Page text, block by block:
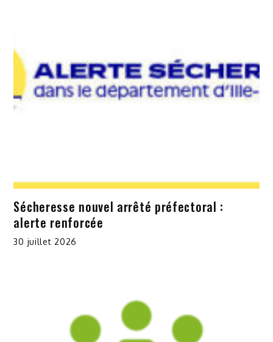
Sécheresse nouvel arrêté préfectoral :
alerte renforcée
30 juillet 2026